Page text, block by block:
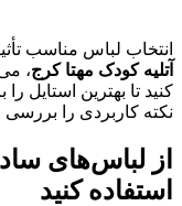
انتخاب لباس مناسب
آتلیه کودک مهتا کرج،
کنید تا بهترین استایل
نکته کاربردی را
از لباس‌های
استفاده کنید